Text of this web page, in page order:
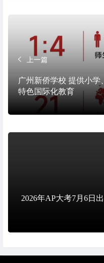
上一篇
广州新侨学校 提供小学
特色国际化教育
2026年AP大考7月6日